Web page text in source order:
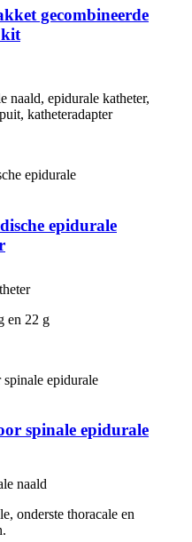
gecombineerde
kit
naald, epidurale katheter,
katheteradapter
epidurale
en 22 g
spinale epidurale
naald
onderste thoracale en